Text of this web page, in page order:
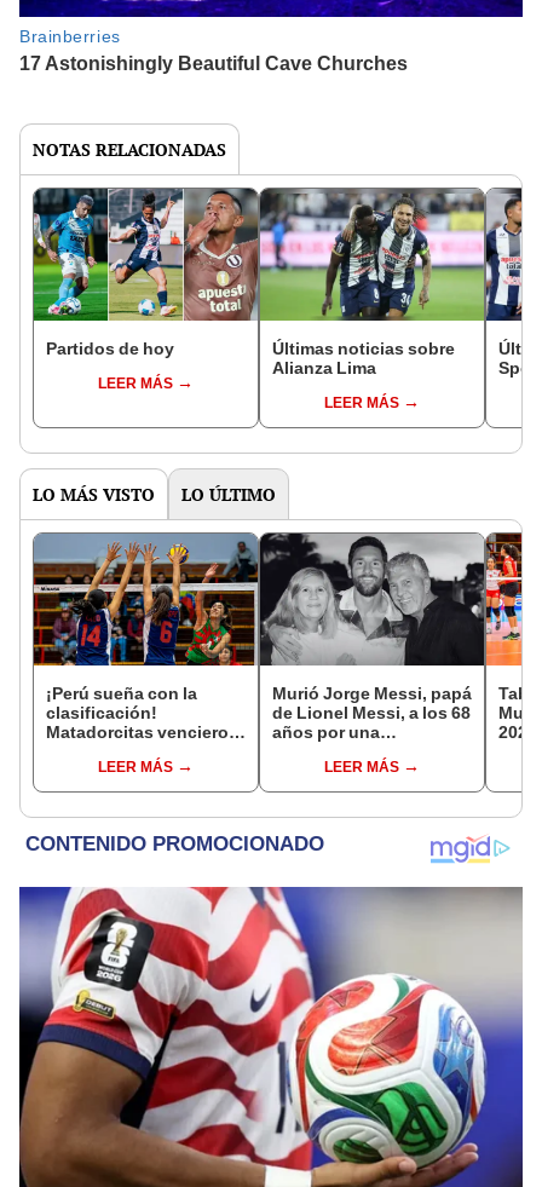
NOTAS RELACIONADAS
Partidos de hoy
LEER MÁS
Últimas noticias sobre
Alianza Lima
LEER MÁS
LO MÁS VISTO LO ÚLTIMO
¡Perú sueña con la
clasificación!
Matadorcitas vencieron
Mundial de Vóley Sub 17
LEER MÁS
Murió Jorge Messi, papá
de Lionel Messi, a los 68
años por una
LEER MÁS